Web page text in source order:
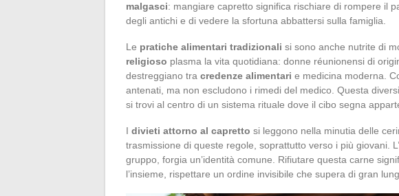
malgasci: mangiare capretto significa rischiare di rompere il
degli antichi e di vedere la sfortuna abbattersi sulla famiglia.
Le pratiche alimentari tradizionali si sono anche nutrite di
religioso plasma la vita quotidiana: donne réunionensi di
destreggiano tra credenze alimentari e medicina moderna.
antenati, ma non escludono i rimedi del medico. Questa
si trovi al centro di un sistema rituale dove il cibo segna
I divieti attorno al capretto si leggono nella minutia delle
trasmissione di queste regole, soprattutto verso i più giovani.
gruppo, forgia un’identità comune. Rifiutare questa carne
l’insieme, rispettare un ordine invisibile che supera di gran